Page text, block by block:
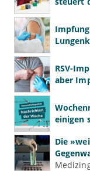
RSV-
aber
einigen
Die